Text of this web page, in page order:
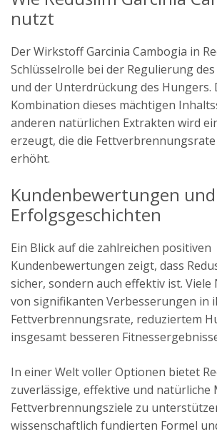
nutzt
Der Wirkstoff Garcinia Cambogia in
Schlüsselrolle bei der Regulierung
und der Unterdrückung des Hungers.
Kombination dieses mächtigen
anderen natürlichen Extrakten wird
erzeugt, die die
erhöht.
Kundenbewertungen und
Erfolgsgeschichten
Ein Blick auf die zahlreichen positiven
Kundenbewertungen zeigt, dass
sicher, sondern auch effektiv ist.
von signifikanten Verbesserungen in
Fettverbrennungsrate, reduziertem
insgesamt besseren
In einer Welt voller Optionen bietet
zuverlässige, effektive und natürliche
Fettverbrennungsziele zu
wissenschaftlich fundierten Formel